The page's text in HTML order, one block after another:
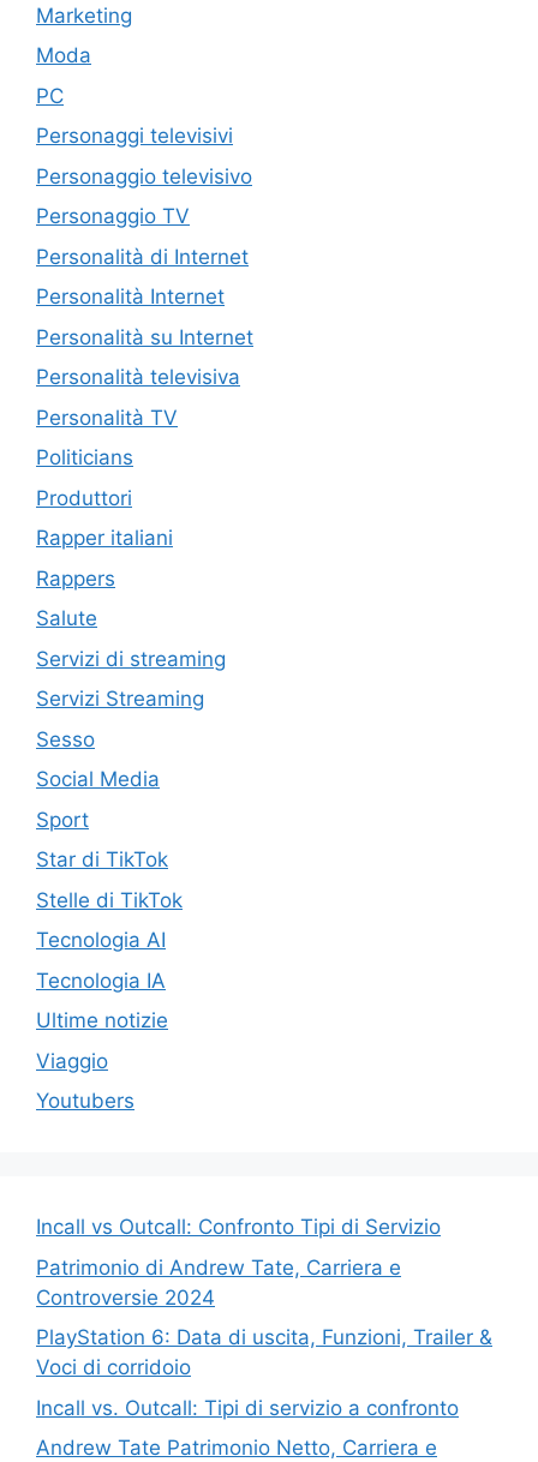
Marketing
Moda
PC
Personaggi televisivi
Personaggio televisivo
Personaggio TV
Personalità di Internet
Personalità Internet
Personalità su Internet
Personalità televisiva
Personalità TV
Politicians
Produttori
Rapper italiani
Rappers
Salute
Servizi di streaming
Servizi Streaming
Sesso
Social Media
Sport
Star di TikTok
Stelle di TikTok
Tecnologia AI
Tecnologia IA
Ultime notizie
Viaggio
Youtubers
Incall vs Outcall: Confronto Tipi di Servizio
Patrimonio di Andrew Tate, Carriera e
Controversie 2024
PlayStation 6: Data di uscita, Funzioni, Trailer &
Voci di corridoio
Incall vs. Outcall: Tipi di servizio a confronto
Andrew Tate Patrimonio Netto, Carriera e